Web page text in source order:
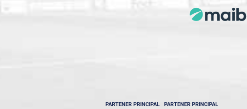
PARTENER PRINCIPAL PARTENER PRINCIPAL